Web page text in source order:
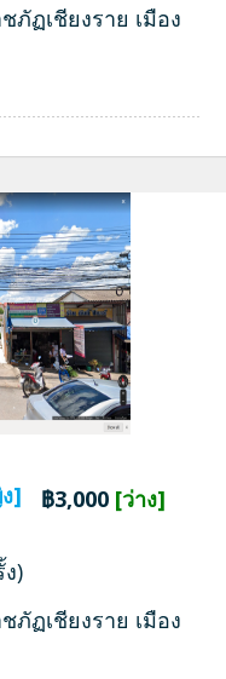
ฏเชียงราย เมือง
] ฿3,000 [ว่าง]
)
ฏเชียงราย เมือง